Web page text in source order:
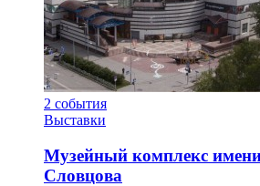
2 события
Выставки
Музейный комплекс
Словцова